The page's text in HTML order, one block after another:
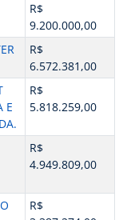
R$
9.200.000,00
R$
6.572.381,00
E
R$
5.818.259,00
R$
4.949.809,00
R$